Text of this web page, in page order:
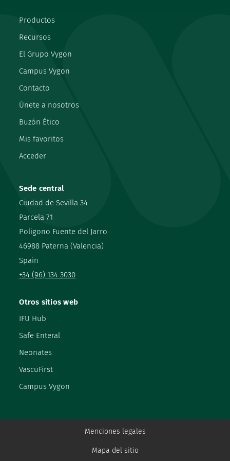
Sede central
Ciudad de Sevilla 34
Parcela 71
Poligono Fuente del Jarro
46988 Paterna (Valencia)
Spain
+34 (96) 134 3030
Productos
Recursos
El Grupo Vygon
Campus Vygon
Contacto
Únete a nosotros
Buzón Ético
Mis favoritos
Acceder
Otros sitios web
IFU Hub
Safe Enteral
Neonates
VascuFirst
Campus Vygon
Menciones legales
Mapa del sitio